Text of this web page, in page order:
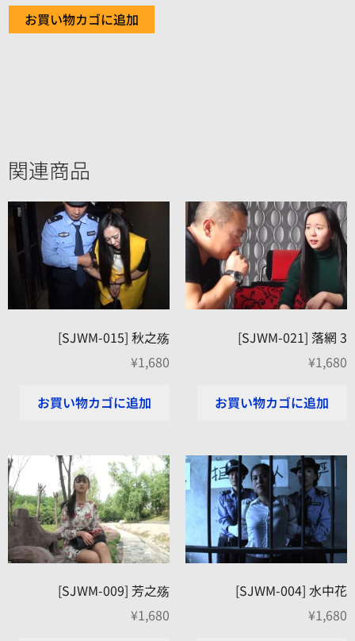
お買い物カゴに追加
関連商品
[SJWM-015] 秋之殇
¥1,680
お買い物カゴに追加
[SJWM-021] 落網 3
¥1,680
お買い物カゴに追加
[SJWM-009] 芳之殇
¥1,680
[SJWM-004] 水中花
¥1,680